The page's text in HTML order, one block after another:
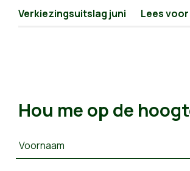
Verkiezingsuitslag juni Lees voor
Hou me op de
Voornaam